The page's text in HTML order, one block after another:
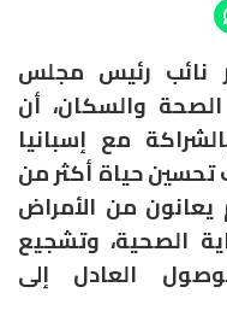
نائب رئيس مجلس
الصحة والسكان، أن
مع إسبانيا
بهدف تحسين حياة أكثر من
يعانون من الأمراض
الصحية، وتشجيع
العادل إلى